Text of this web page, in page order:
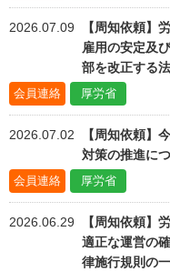
2026.07.09
【周知依頼】
雇用の安定及
部を改正する
会員連絡 厚労省
2026.07.02
【周知依頼】
対策の推進に
会員連絡 厚労省
2026.06.29
【周知依頼】
適正な運営の
律施行規則の